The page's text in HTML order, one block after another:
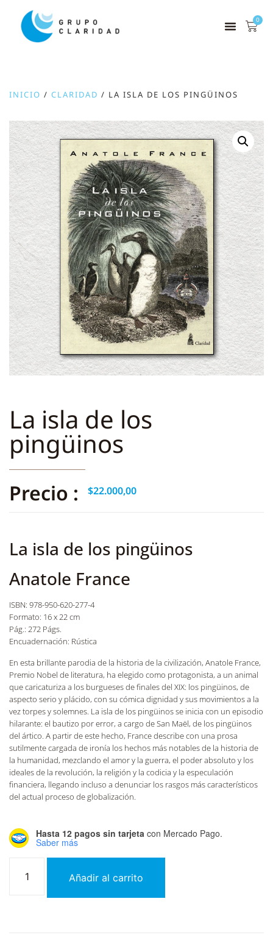
0
INICIO / CLARIDAD / LA ISLA DE LOS PINGÜINOS
La isla de los
pingüinos
Precio : $22.000,00
La isla de los pingüinos
Anatole France
ISBN: 978-950-620-277-4
Formato: 16 x 22 cm
Pág.: 272 Págs.
Encuadernación: Rústica
En esta brillante parodia de la historia de la civilización, Anatole France,
Premio Nobel de literatura, ha elegido como protagonista, a un animal
que caricaturiza a los burgueses de finales del XIX: los pingüinos, de
aspecto serio y plácido, con su cómica dignidad y sus movimientos a la
vez torpes y solemnes. La isla de los pingüinos se inicia con un episodio
hilarante: el bautizo por error, a cargo de San Maël, de los pingüinos
del ártico. A partir de este hecho, France describe con una prosa
sutilmente cargada de ironía los hechos más notables de la historia de
la humanidad, mezclando el amor y la guerra, el poder absoluto y los
ideales de la revolución, la religión y la codicia y la especulación
financiera, llegando incluso a denunciar los rasgos más característicos
del actual proceso de globalización.
Hasta 12 pagos sin tarjeta con Mercado Pago.
Saber más
Añadir al carrito